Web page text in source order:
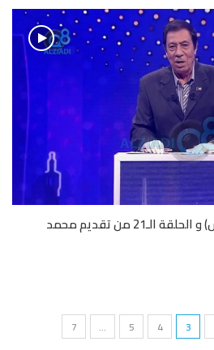
فيديو: برنامج (إربح مع ألويس) و الحلقة الـ21 من تقديم محمد
3
4
5
…
7